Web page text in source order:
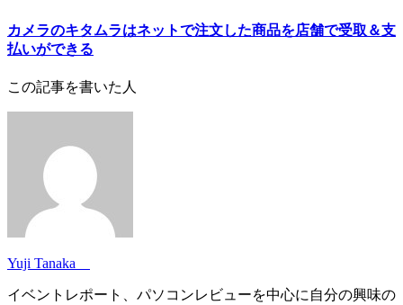
カメラのキタムラはネットで注文した商品を店舗で受取＆支
払いができる
この記事を書いた人
Yuji Tanaka
イベントレポート、パソコンレビューを中心に自分の興味の